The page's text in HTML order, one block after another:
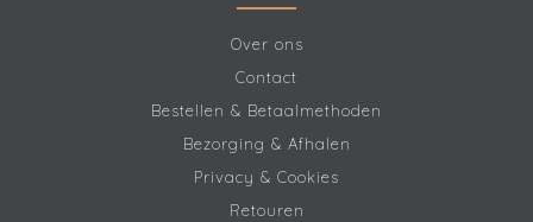
Over ons
Contact
Bestellen & Betaalmethoden
Bezorging & Afhalen
Privacy & Cookies
Retouren